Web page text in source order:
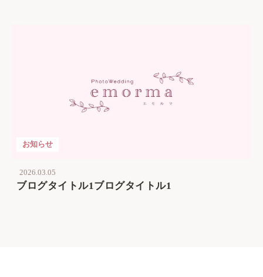
お知らせ
2026.03.05
ブログタイトル1ブログタイトル1